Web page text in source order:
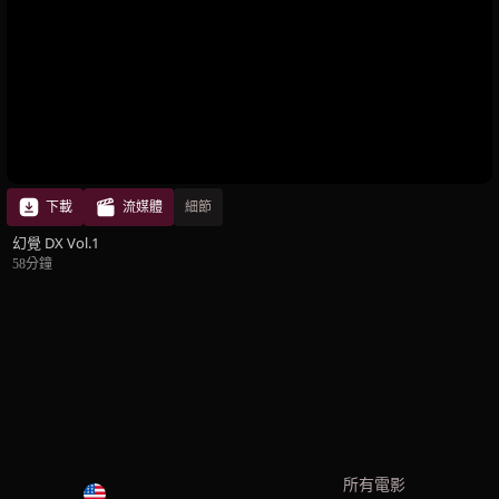
下載 流媒體 細節
幻覺 DX Vol.1
58分鐘
所有電影